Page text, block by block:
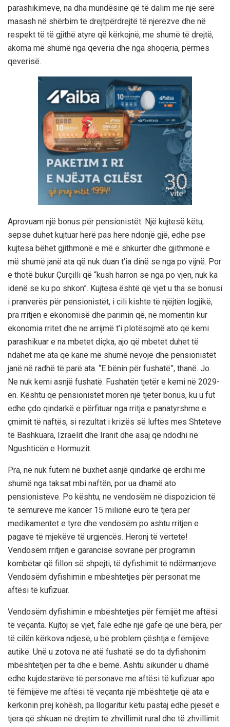
parashikimeve, na dha mundësinë që të dalim me një sërë
masash në shërbim të drejtpërdrejtë të njerëzve dhe në
respekt të të gjithë atyre që kërkojnë, me shumë të drejtë,
akoma më shumë nga qeveria dhe nga shoqëria, përmes
qeverisë.
Aprovuam një bonus për pensionistët. Një kujtesë këtu,
sepse duhet kujtuar herë pas here ndonjë gjë, edhe pse
kujtesa bëhet gjithmonë e më e shkurtër dhe gjithmonë e
më shumë janë ata që nuk duan t’ia dinë se nga po vijnë. Por
e thotë bukur Çurçilli që “kush harron se nga po vjen, nuk ka
idenë se ku po shkon”. Kujtesa është që vjet u tha se bonusi
i pranverës për pensionistët, i cili kishte të njëjtën logjikë,
pra rritjen e ekonomisë dhe parimin që, në momentin kur
ekonomia rritet dhe ne arrijmë t’i plotësojmë ato që kemi
parashikuar e na mbetet diçka, ajo që mbetet duhet të
ndahet me ata që kanë më shumë nevojë dhe pensionistët
janë në radhë të parë ata. “E bënin për fushatë”, thanë. Jo.
Ne nuk kemi asnjë fushatë. Fushatën tjetër e kemi në 2029-
ën. Kështu që pensionistët morën një tjetër bonus, ku u fut
edhe çdo qindarkë e përfituar nga rritja e panatyrshme e
çmimit të naftës, si rezultat i krizës së luftës mes Shteteve
të Bashkuara, Izraelit dhe Iranit dhe asaj që ndodhi në
Ngushticën e Hormuzit.
Pra, ne nuk futëm në buxhet asnjë qindarkë që erdhi më
shumë nga taksat mbi naftën, por ua dhamë ato
pensionistëve. Po kështu, ne vendosëm në dispozicion të
të sëmurëve me kancer 15 milionë euro të tjera për
medikamentet e tyre dhe vendosëm po ashtu rritjen e
pagave të mjekëve të urgjencës. Heronj të vërtetë!
Vendosëm rritjen e garancisë sovrane për programin
kombëtar që fillon së shpejti, të dyfishimit të ndërmarrjeve.
Vendosëm dyfishimin e mbështetjes për personat me
aftësi të kufizuar.
Vendosëm dyfishimin e mbështetjes për fëmijët me aftësi
të veçanta. Kujtoj se vjet, falë edhe një gafe që unë bëra, për
të cilën kërkova ndjesë, u bë problem çështja e fëmijëve
autikë. Unë u zotova në atë fushatë se do ta dyfishonim
mbështetjen për ta dhe e bëmë. Ashtu sikundër u dhamë
edhe kujdestarëve të personave me aftësi të kufizuar apo
të fëmijëve me aftësi të veçanta një mbështetje që ata e
kërkonin prej kohësh, pa llogaritur këtu pastaj edhe pjesët e
tjera që shkuan në drejtim të zhvillimit rural dhe të zhvillimit